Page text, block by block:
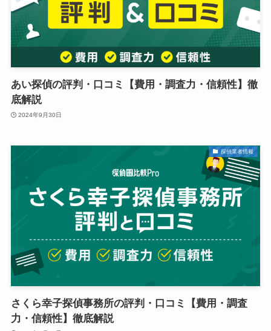
あい探偵の評判・口コミ【費用・調査力・信頼性】徹
底解説
2024年9月30日
探偵業者情報
さくら幸子探偵事務所の評判・口コミ【費用・調査
力・信頼性】徹底解説